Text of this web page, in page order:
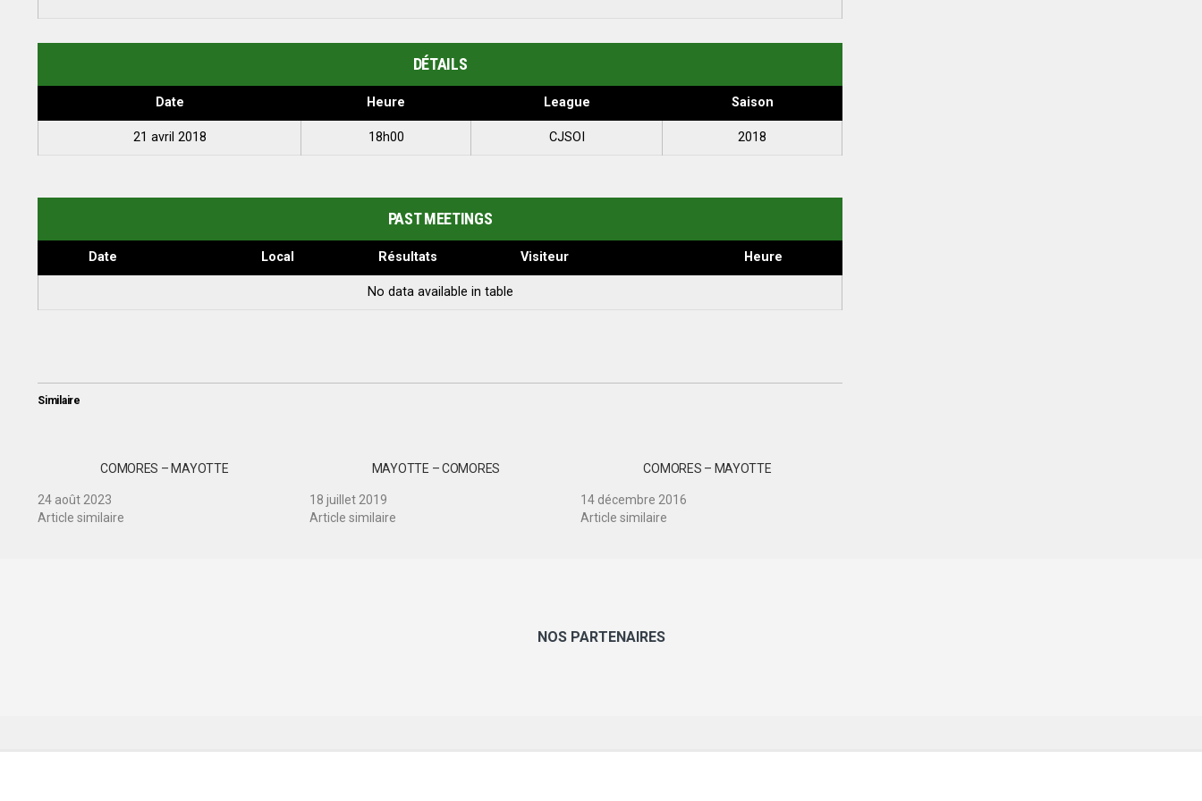
DÉTAILS
Date Heure League Saison
21 avril 2018 18h00 CJSOI 2018
PAST MEETINGS
Date Local Résultats Visiteur Heure
No data available in table
Similaire
COMORES – MAYOTTE
24 août 2023
Article similaire
MAYOTTE – COMORES
18 juillet 2019
Article similaire
COMORES – MAYOTTE
14 décembre 2016
Article similaire
NOS PARTENAIRES